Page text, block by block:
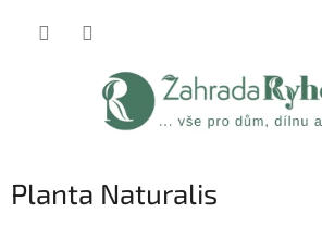
Planta Naturalis